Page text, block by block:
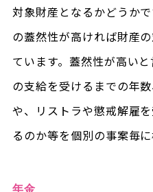
対象財産となるかどうか
の蓋然性が高ければ財産
ています。蓋然性が高い
の支給を受けるまでの年
や、リストラや懲戒解雇
るのか等を個別の事案毎
年金